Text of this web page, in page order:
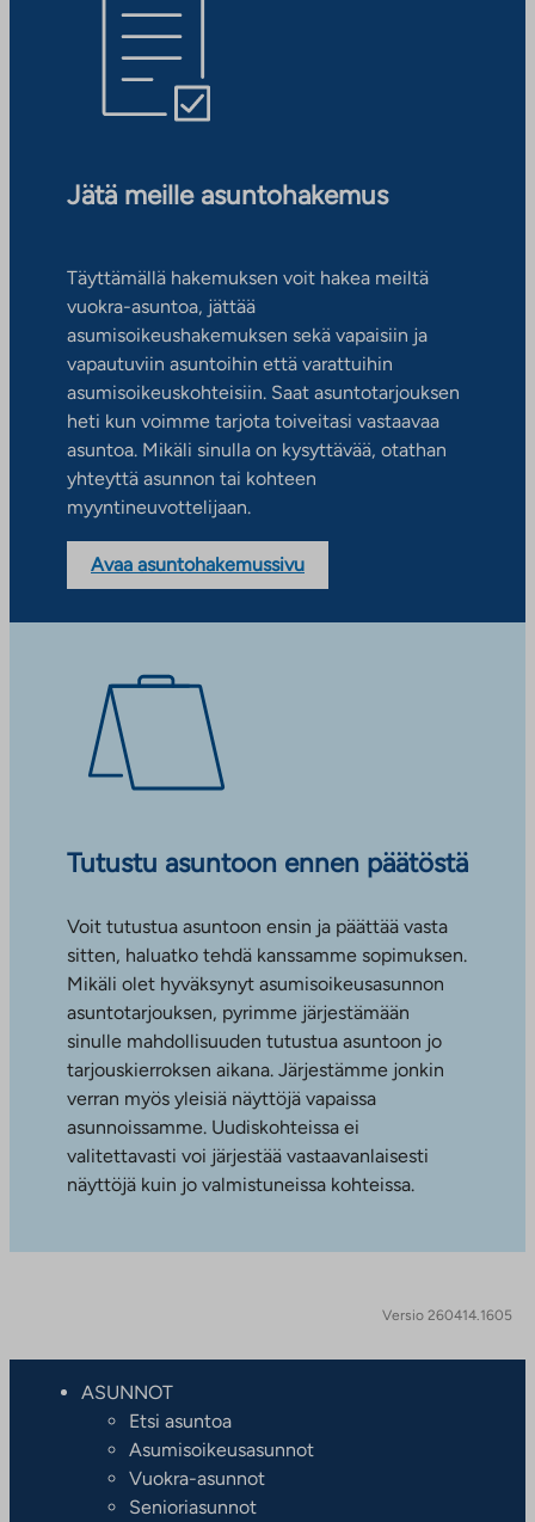
Jätä meille asuntohakemus
Täyttämällä hakemuksen voit hakea meiltä
vuokra-asuntoa, jättää
asumisoikeushakemuksen sekä vapaisiin ja
vapautuviin asuntoihin että varattuihin
asumisoikeuskohteisiin. Saat asuntotarjouksen
heti kun voimme tarjota toiveitasi vastaavaa
asuntoa. Mikäli sinulla on kysyttävää, otathan
yhteyttä asunnon tai kohteen
myyntineuvottelijaan.
Avaa asuntohakemussivu
Tutustu asuntoon ennen päätöstä
Voit tutustua asuntoon ensin ja päättää vasta
sitten, haluatko tehdä kanssamme sopimuksen.
Mikäli olet hyväksynyt asumisoikeusasunnon
asuntotarjouksen, pyrimme järjestämään
sinulle mahdollisuuden tutustua asuntoon jo
tarjouskierroksen aikana. Järjestämme jonkin
verran myös yleisiä näyttöjä vapaissa
asunnoissamme. Uudiskohteissa ei
valitettavasti voi järjestää vastaavanlaisesti
näyttöjä kuin jo valmistuneissa kohteissa.
Versio 260414.1605
ASUNNOT
Etsi asuntoa
Asumisoikeusasunnot
Vuokra-asunnot
Senioriasunnot